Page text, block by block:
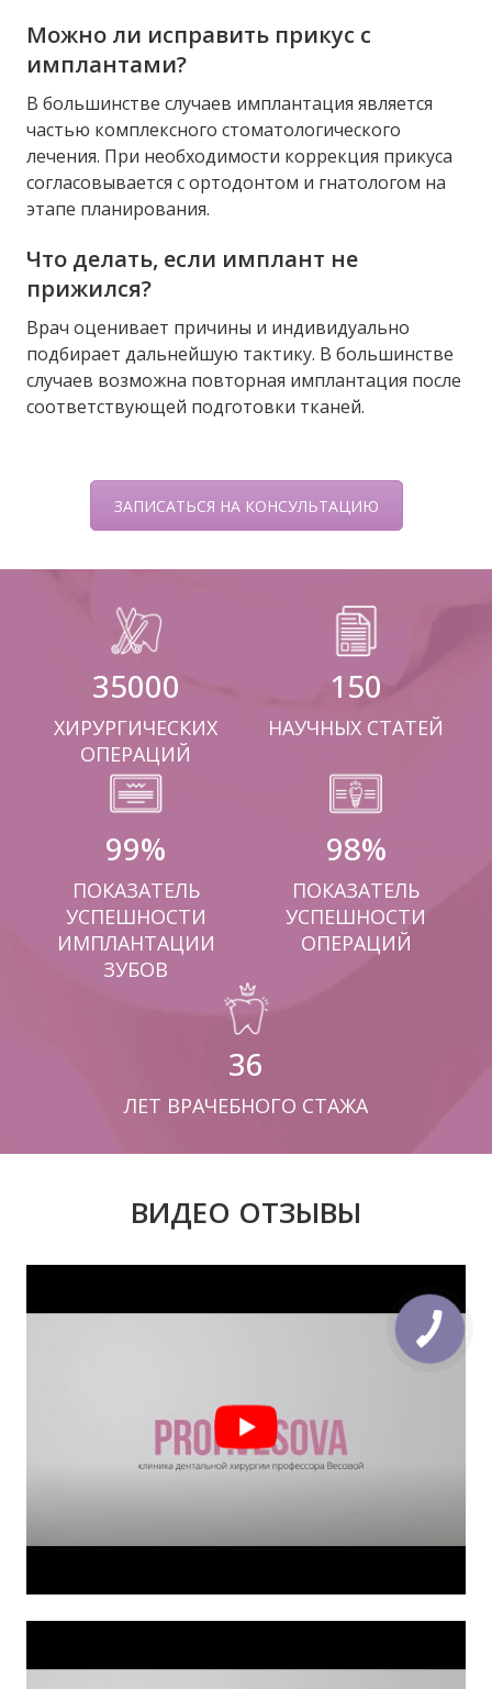
Можно ли исправить прикус с
имплантами?
В большинстве случаев имплантация является
частью комплексного стоматологического
лечения. При необходимости коррекция прикуса
согласовывается с ортодонтом и гнатологом на
этапе планирования.
Что делать, если имплант не
прижился?
Врач оценивает причины и индивидуально
подбирает дальнейшую тактику. В большинстве
случаев возможна повторная имплантация после
соответствующей подготовки тканей.
ЗАПИСАТЬСЯ НА КОНСУЛЬТАЦИЮ
35000
ХИРУРГИЧЕСКИХ
ОПЕРАЦИЙ
150
НАУЧНЫХ СТАТЕЙ
99%
ПОКАЗАТЕЛЬ
УСПЕШНОСТИ
ИМПЛАНТАЦИИ
ЗУБОВ
98%
ПОКАЗАТЕЛЬ
УСПЕШНОСТИ
ОПЕРАЦИЙ
36
ЛЕТ ВРАЧЕБНОГО СТАЖА
ВИДЕО ОТЗЫВЫ